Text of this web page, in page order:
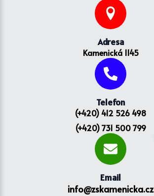
Adresa
Kamenická 1145
Telefon
(+420) 412 526 498
(+420) 731 500 799
Email
info@zskamenicka.cz